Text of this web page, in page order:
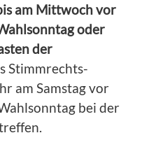
am Mittwoch vor
oder
der
Stimmrechts-
am Samstag vor
bei der